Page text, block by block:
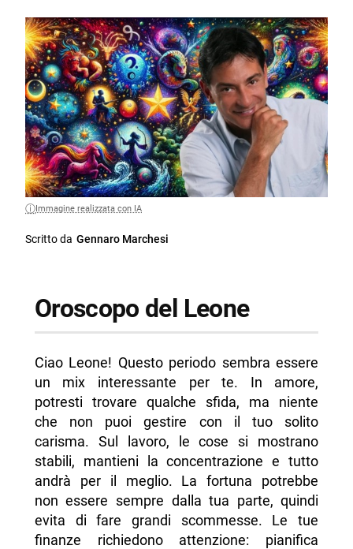
Immagine realizzata con IA
Scritto da Gennaro Marchesi
Oroscopo del Leone
Ciao Leone! Questo periodo sembra essere
un mix interessante per te. In amore,
potresti trovare qualche sfida, ma niente
che non puoi gestire con il tuo solito
carisma. Sul lavoro, le cose si mostrano
stabili, mantieni la concentrazione e tutto
andrà per il meglio. La fortuna potrebbe
non essere sempre dalla tua parte, quindi
evita di fare grandi scommesse. Le tue
finanze richiedono attenzione: pianifica